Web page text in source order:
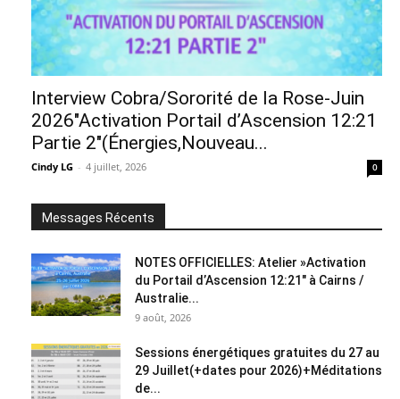
Interview Cobra/Sororité de la Rose-Juin
2026″Activation Portail d’Ascension 12:21
Partie 2″(Énergies,Nouveau...
Cindy LG - 4 juillet, 2026 0
Messages Récents
NOTES OFFICIELLES: Atelier »Activation
du Portail d’Ascension 12:21″ à Cairns /
Australie...
9 août, 2026
Sessions énergétiques gratuites du 27 au
29 Juillet(+dates pour 2026)+Méditations
de...